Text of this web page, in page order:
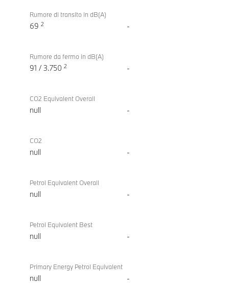
Rumore di transito in dB(A)
69 2 -
Rumore da fermo in dB(A)
91 / 3.750 2 -
CO2 Equivalent Overall
null -
CO2
null -
Petrol Equivalent Overall
null -
Petrol Equivalent Best
null -
Primary Energy Petrol Equivalent
null -